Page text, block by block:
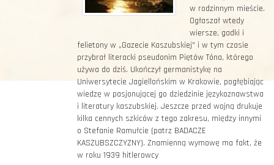
w rodzinnym mieście.
Ogłaszał wtedy
wiersze, gadki i
felietony w „Gazecie Kaszubskiej" i w tym czasie
przybrał literacki pseudonim Piętów Tóna, którego
używa do dziś. Ukończył germanistykę na
Uniwersytecie Jagiellońskim w Krakowie, pogłębiając
wiedzę w pasjonującej go dziedzinie językoznawstwa
i literatury kaszubskiej. Jeszcze przed wojną drukuje
kilka cennych szkiców z tego zakresu, między innymi
o Stefanie Ramułcie (patrz BADACZE
KASZUBSZCZYZNY). Znamienną wymowę ma fakt, że
w roku 1939 hitlerowcy